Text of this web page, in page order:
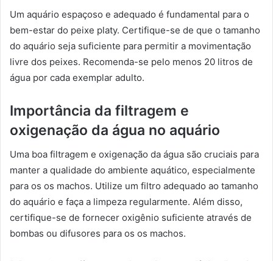
Um aquário espaçoso e adequado é fundamental para o
bem-estar do peixe platy. Certifique-se de que o tamanho
do aquário seja suficiente para permitir a movimentação
livre dos peixes. Recomenda-se pelo menos 20 litros de
água por cada exemplar adulto.
Importância da filtragem e
oxigenação da água no aquário
Uma boa filtragem e oxigenação da água são cruciais para
manter a qualidade do ambiente aquático, especialmente
para os os machos. Utilize um filtro adequado ao tamanho
do aquário e faça a limpeza regularmente. Além disso,
certifique-se de fornecer oxigênio suficiente através de
bombas ou difusores para os os machos.